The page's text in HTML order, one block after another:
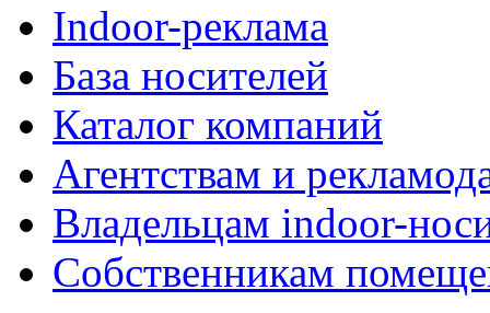
Indoor-реклама
База носителей
Каталог компаний
Агентствам и
Владельцам indoor-
Собственникам